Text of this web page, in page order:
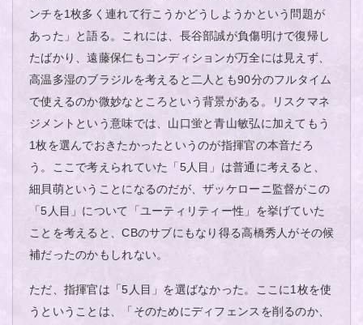
ンチを1枚多く連れて行こうかどうしようかという問題が
あった」と語る。これには、長谷部誠が負傷明けで復帰し
たばかり、遠藤保仁もコンディションが万全には見えず、
高温多湿のブラジルを考えると二人とも90分のフルタイム
で使えるのか微妙なところという背景がある。リスクマネ
ジメントという意味では、山口蛍と青山敏弘に加えてもう
1枚を選んでおきたかったというのが指揮官の本音だろ
う。ここで考えられていた「5人目」は普通に考えると、
細貝萌ということになるのだが、ザッケローニ監督がこの
「5人目」について「ユーティリティー性」を挙げていた
ことを考えると、CBのサブにもなり得る高橋秀人がその候
補だったのかもしれない。
ただ、指揮官は「5人目」を選ばなかった。ここに1枚を使
うということは、「そのためにディフェンスを削るのか、